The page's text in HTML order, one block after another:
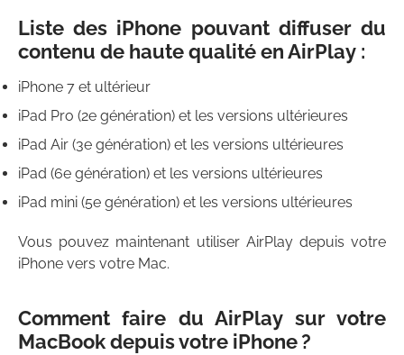
Liste des iPhone pouvant diffuser du
contenu de haute qualité en AirPlay :
iPhone 7 et ultérieur
iPad Pro (2e génération) et les versions ultérieures
iPad Air (3e génération) et les versions ultérieures
iPad (6e génération) et les versions ultérieures
iPad mini (5e génération) et les versions ultérieures
Vous pouvez maintenant utiliser AirPlay depuis votre
iPhone vers votre Mac.
Comment faire du AirPlay sur votre
MacBook depuis votre iPhone ?